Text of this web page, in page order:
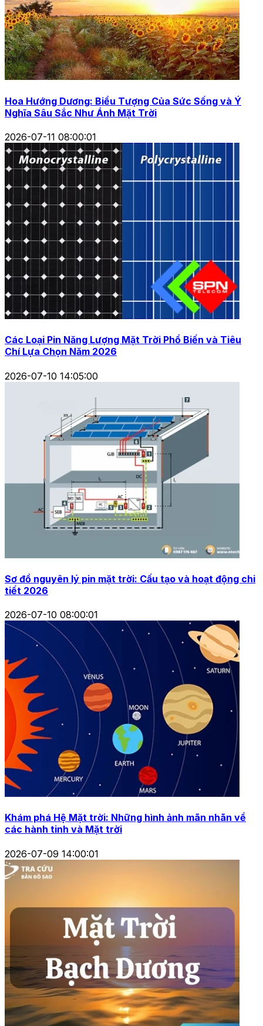
Hoa Hướng Dương: Biểu Tượng Của Sức Sống và Ý
Nghĩa Sâu Sắc Như Ánh Mặt Trời
2026-07-11 08:00:01
Các Loại Pin Năng Lượng Mặt Trời Phổ Biến và Tiêu
Chí Lựa Chọn Năm 2026
2026-07-10 14:05:00
Sơ đồ nguyên lý pin mặt trời: Cấu tạo và hoạt động chi
tiết 2026
2026-07-10 08:00:01
Khám phá Hệ Mặt trời: Những hình ảnh mãn nhãn về
các hành tinh và Mặt trời
2026-07-09 14:00:01